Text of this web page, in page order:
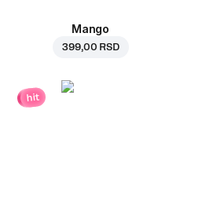
Mango
399,00 RSD
hit